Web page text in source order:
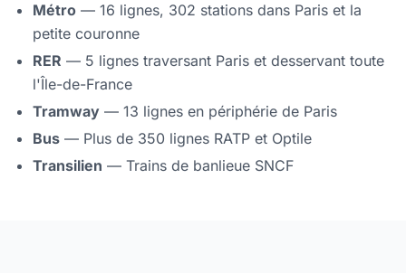
Métro — 16 lignes, 302 stations dans Paris et la
petite couronne
RER — 5 lignes traversant Paris et desservant toute
l'Île-de-France
Tramway — 13 lignes en périphérie de Paris
Bus — Plus de 350 lignes RATP et Optile
Transilien — Trains de banlieue SNCF